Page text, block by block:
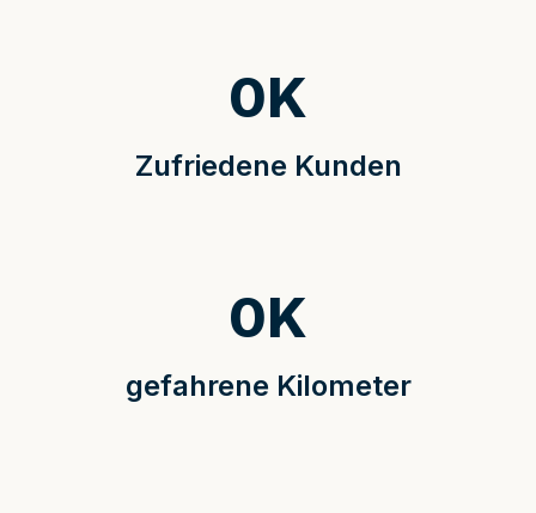
Zufriedene Kunden
0K
gefahrene Kilometer
0K